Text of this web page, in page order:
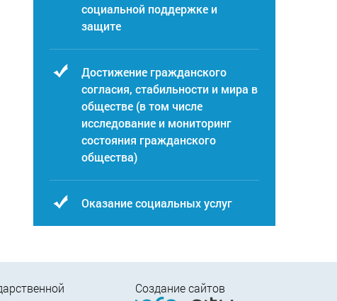
социальной поддержке и
защите
Достижение гражданского
согласия, стабильности и мира в
обществе (в том числе
исследование и мониторинг
состояния гражданского
общества)
Оказание социальных услуг
Создание сайтов